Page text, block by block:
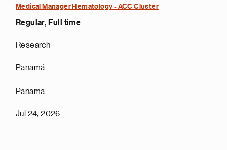
Medical Manager Hematology - ACC Cluster
Regular, Full time
Research
Panamá
Panama
Jul 24, 2026